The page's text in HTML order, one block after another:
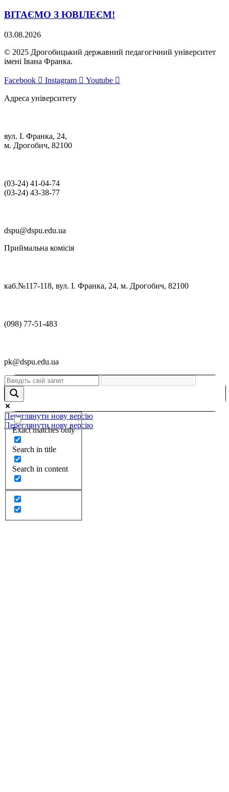
ВІТАЄМО З ЮВІЛЕЄМ!
03.08.2026
© 2025 Дрогобицький державний педагогічний університет
імені Івана Франка.
Facebook Instagram Youtube
Адреса університету
вул. І. Франка, 24,
м. Дрогобич, 82100
(03‑24) 41‑04‑74
(03‑24) 43‑38‑77
dspu@dspu.edu.ua
Приймальна комісія
каб.№117-118, вул. І. Франка, 24, м. Дрогобич, 82100
(098) 77-51-483
pk@dspu.edu.ua
Exact matches only
Search in title
Search in content
Переглянути нову версію
Переглянути нову версію